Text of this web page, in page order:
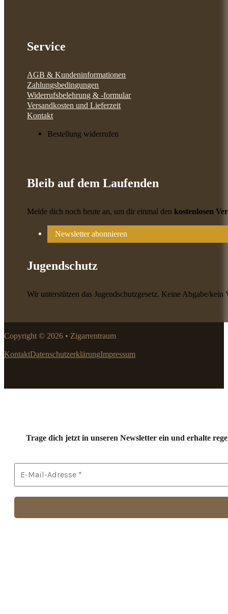
Service
AGB & Kundeninformationen
Zahlungsbedingungen
Widerrufsbelehrung & -formular
Versandkosten und Lieferzeit
Kontakt
Bestellung widerrufen
Bleib auf dem Laufenden
Melde dich noch heute an, um dir einmal denkostenlosen
Newsletter abonnieren
Jugendschutz
Wir unterstützen das Jugendschutzgesetz. Keine Abgabe/
Copyright © 2026 • Zigarrentraum
KontaktDatenschutzerklärungImpressum
Trage dich jetzt in unseren Newsletter ein und erhalte